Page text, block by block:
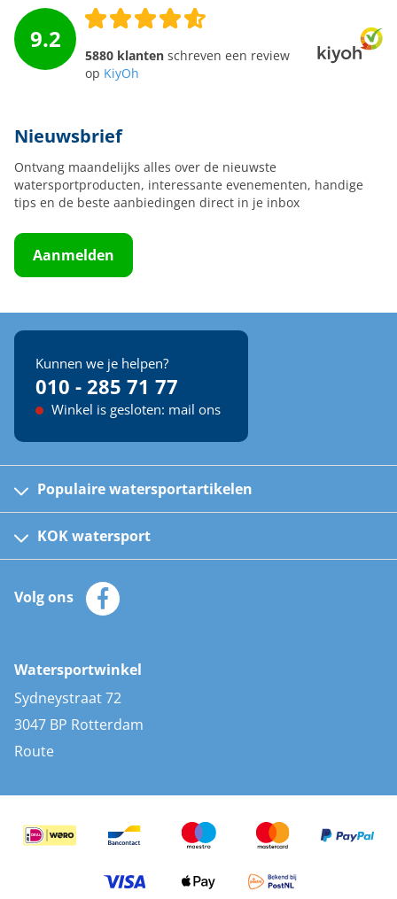
9.2
5880 klanten schreven een review
op KiyOh
Nieuwsbrief
Ontvang maandelijks alles over de nieuwste
watersportproducten, interessante evenementen, handige
tips en de beste aanbiedingen direct in je inbox
Aanmelden
Kunnen we je helpen?
010 - 285 71 77
Winkel is gesloten: mail ons
Populaire watersportartikelen
Kinder reddingsvesten
Automatische reddingsvesten
Zeilkleding
Zonnepanelen
AIS transponders
Stootwillen en fenders
Bootkussens
Zwemtrappen
KOK watersport
Klantenservice
Merken
Volg ons
Watersportwinkel
Sydneystraat 72
3047 BP Rotterdam
Route